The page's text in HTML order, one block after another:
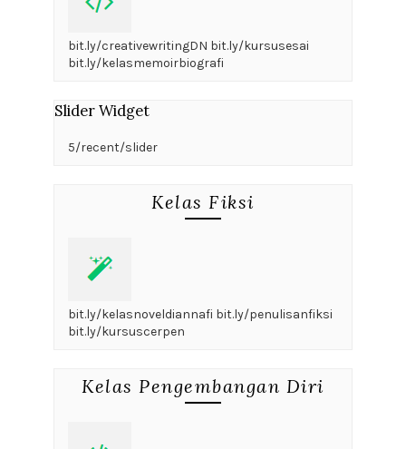
bit.ly/creativewritingDN bit.ly/kursusesai
bit.ly/kelasmemoirbiografi
Slider Widget
5/recent/slider
Kelas Fiksi
bit.ly/kelasnoveldiannafi bit.ly/penulisanfiksi
bit.ly/kursuscerpen
Kelas Pengembangan Diri